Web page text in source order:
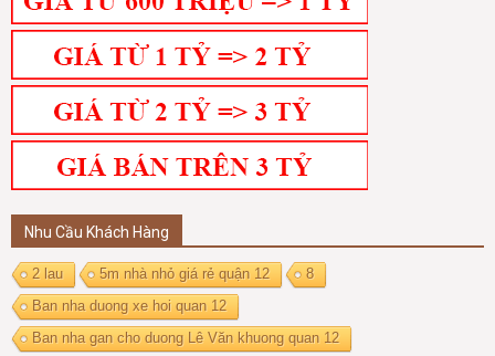
Nhu Cầu Khách Hàng
2 lau 5m nhà nhỏ giá rẻ quận 12
8
Ban nha duong xe hoi quan 12
Ban nha gan cho duong Lê Văn khuong quan 12